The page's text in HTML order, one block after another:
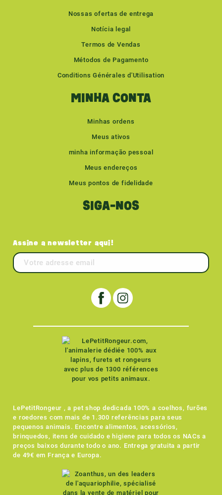
(1 avaliação)
Nossas ofertas de entrega
Notícia legal
Termos de Vendas
Métodos de Pagamento
Conditions Générales d'Utilisation
MINHA CONTA
Minhas ordens
Meus ativos
minha informação pessoal
Meus endereços
Meus pontos de fidelidade
SIGA-NOS
Assine a newsletter aqui!
LePetitRongeur , a pet shop dedicada 100% a coelhos, furões
e roedores com mais de 1.300 referências para seus
pequenos animais. Encontre alimentos, acessórios,
brinquedos, itens de cuidado e higiene para todos os NACs a
preços baixos durante todo o ano. Entrega gratuita a partir
de 49€ em França e Europa.